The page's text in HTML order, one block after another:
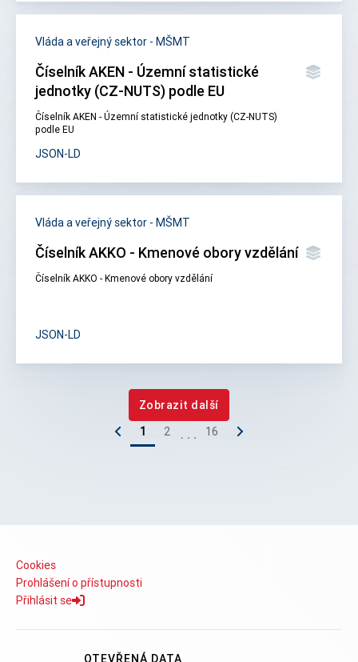
Vláda a veřejný sektor - MŠMT
Číselník AKEN - Územní statistické
jednotky (CZ-NUTS) podle EU
Číselník AKEN - Územní statistické jednotky (CZ-NUTS)
podle EU
JSON-LD
Vláda a veřejný sektor - MŠMT
Číselník AKKO - Kmenové obory vzdělání
Číselník AKKO - Kmenové obory vzdělání
JSON-LD
Zobrazit další
1
2 16
Cookies
Prohlášení o přístupnosti
Přihlásit se
OTEVŘENÁ DATA